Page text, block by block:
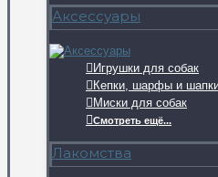
Аксессуары
Игрушки для собак
Кепки, шарфы и
Миски для собак
Смотреть ещё...
Лакомства